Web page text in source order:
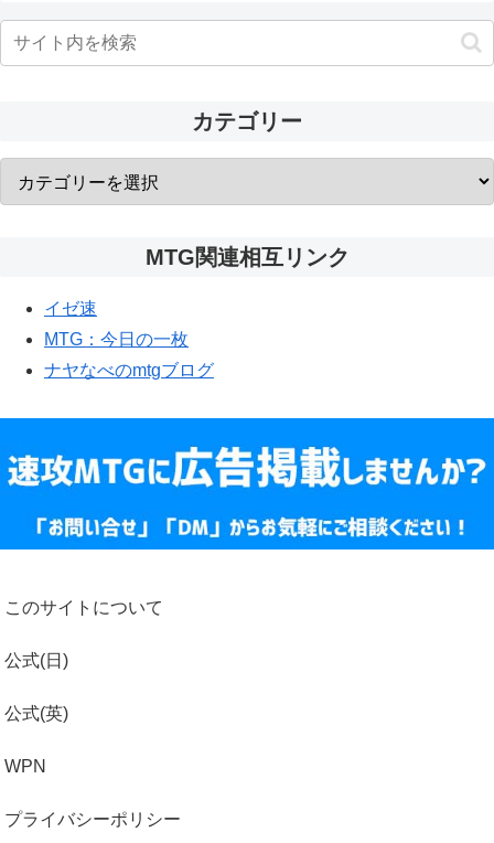
カテゴリー
MTG関連相互リンク
イゼ速
MTG：今日の一枚
ナヤなべのmtgブログ
このサイトについて
公式(日)
公式(英)
WPN
プライバシーポリシー